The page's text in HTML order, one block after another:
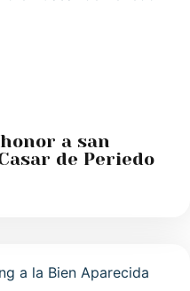
a san
de Periedo